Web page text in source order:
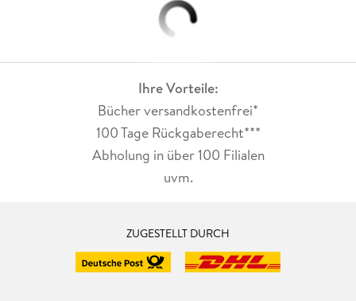
Ihre Vorteile:
Bücher versandkostenfrei*
100 Tage Rückgaberecht***
Abholung in über 100 Filialen
uvm.
ZUGESTELLT DURCH